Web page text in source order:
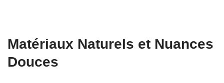
Matériaux Naturels et Nuances
Douces